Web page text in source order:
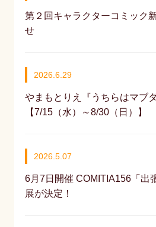
第２回キャラクターコミック
せ
2026.6.29
やまもとりえ『うちらはマブ
【7/15（水）～8/30（日）】
2026.5.07
6月7日開催 COMITIA156「出
展が決定！